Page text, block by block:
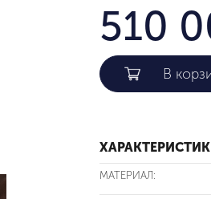
510
МАТЕРИАЛ: